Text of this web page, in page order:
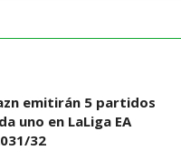
emitirán 5 partidos
uno en LaLiga EA
32